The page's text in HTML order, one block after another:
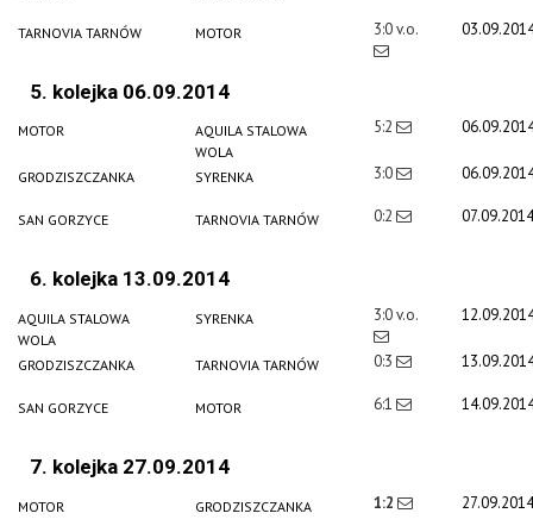
TARNOVIA TARNÓW MOTOR 3:0 v.o.
5. kolejka 06.09.2014
MOTOR
AQUILA STALOWA
WOLA
5:2
GRODZISZCZANKA SYRENKA 3:0
SAN GORZYCE TARNOVIA TARNÓW 0:2
6. kolejka 13.09.2014
AQUILA STALOWA
WOLA
SYRENKA 3:0 v.o.
GRODZISZCZANKA TARNOVIA TARNÓW 0:3
SAN GORZYCE MOTOR 6:1
7. kolejka 27.09.2014
MOTOR GRODZISZCZANKA 1:2